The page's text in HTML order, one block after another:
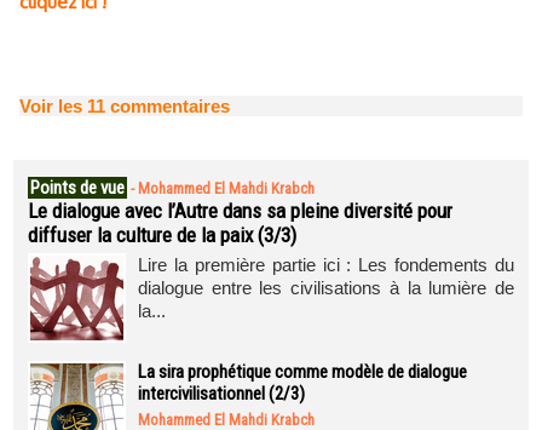
Voir les 11 commentaires
Points de vue - Mohammed El Mahdi Krabch
Le dialogue avec l’Autre dans sa pleine diversité pour
diffuser la culture de la paix (3/3)
Lire la première partie ici : Les fondements du
dialogue entre les civilisations à la lumière de
la...
La sira prophétique comme modèle de dialogue
intercivilisationnel (2/3)
Mohammed El Mahdi Krabch